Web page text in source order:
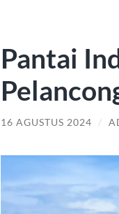
Pantai
16 AGUSTUS 2024 /